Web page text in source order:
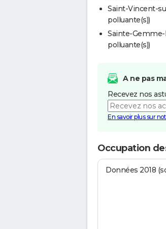
Saint-Vincent-
polluante(s))
Sainte-Gemme-
polluante(s))
A ne pas
Recevez nos
En savoir plus sur
Occupation
Données 2018